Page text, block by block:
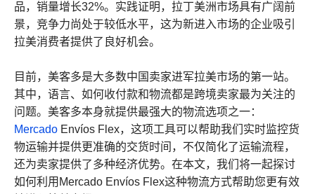
品，销量增长32%。实践证明，拉丁美洲市场具有广阔前
景，竞争力尚处于较低水平，这为新进入市场的企业吸引
拉美消费者提供了良好机会。
目前，美客多是大多数中国卖家进军拉美市场的第一站。
其中，语言、如何收付款和物流都是跨境卖家最为关注的
问题。美客多本身就提供最强大的物流选项之一：
Mercado Envíos Flex，这项工具可以帮助我们实时监控货
物运输并提供更准确的交货时间，不仅简化了运输流程，
还为卖家提供了多种经济优势。在本文，我们将一起探讨
如何利用Mercado Envíos Flex这种物流方式帮助您更有效